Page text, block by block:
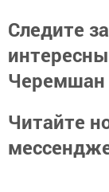
Следите
Черемшан
Читайте